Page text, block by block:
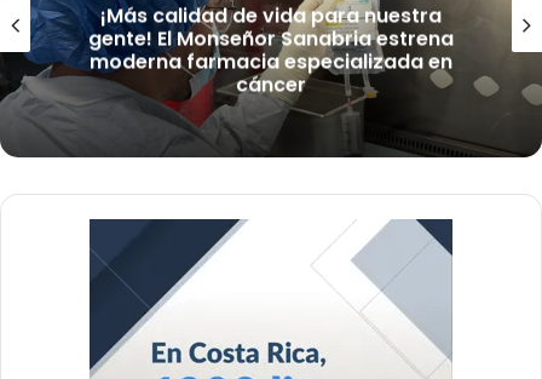
¡Más calidad de vida para nuestra
gente! El Monseñor Sanabria estrena
moderna farmacia especializada en
cáncer